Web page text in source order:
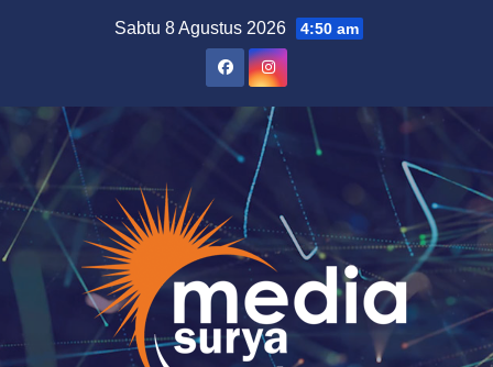
Sabtu 8 Agustus 2026 4:50 am